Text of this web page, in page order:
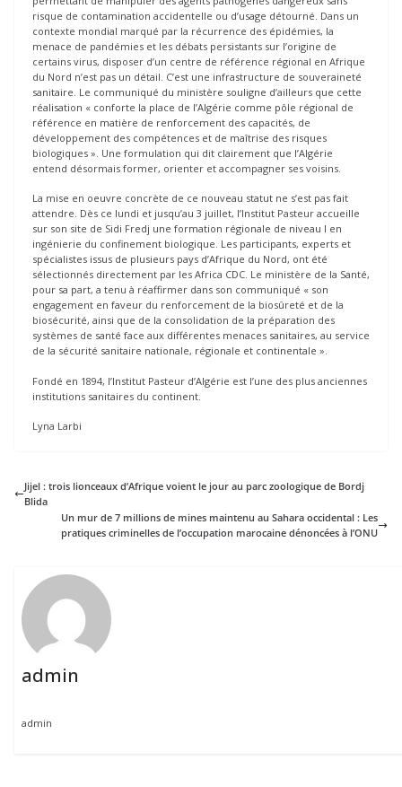
risque de contamination accidentelle ou d’usage détourné. Dans un
contexte mondial marqué par la récurrence des épidémies, la
menace de pandémies et les débats persistants sur l’origine de
certains virus, disposer d’un centre de référence régional en Afrique
du Nord n’est pas un détail. C’est une infrastructure de souveraineté
sanitaire. Le communiqué du ministère souligne d’ailleurs que cette
réalisation « conforte la place de l’Algérie comme pôle régional de
référence en matière de renforcement des capacités, de
développement des compétences et de maîtrise des risques
biologiques ». Une formulation qui dit clairement que l’Algérie
entend désormais former, orienter et accompagner ses voisins.
La mise en oeuvre concrète de ce nouveau statut ne s’est pas fait
attendre. Dès ce lundi et jusqu’au 3 juillet, l’Institut Pasteur accueille
sur son site de Sidi Fredj une formation régionale de niveau I en
ingénierie du confinement biologique. Les participants, experts et
spécialistes issus de plusieurs pays d’Afrique du Nord, ont été
sélectionnés directement par les Africa CDC. Le ministère de la Santé,
pour sa part, a tenu à réaffirmer dans son communiqué « son
engagement en faveur du renforcement de la biosûreté et de la
biosécurité, ainsi que de la consolidation de la préparation des
systèmes de santé face aux différentes menaces sanitaires, au service
de la sécurité sanitaire nationale, régionale et continentale ».
Fondé en 1894, l’Institut Pasteur d’Algérie est l’une des plus anciennes
institutions sanitaires du continent.
Lyna Larbi
Jijel : trois lionceaux d’Afrique voient le jour au parc zoologique de Bordj
Blida
Un mur de 7 millions de mines maintenu au Sahara occidental : Les
pratiques criminelles de l’occupation marocaine dénoncées à l’ONU
admin
admin